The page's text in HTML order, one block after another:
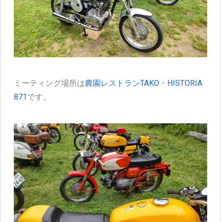
ミーティング場所は農園レストランTAKO・HISTORIA
871 です。